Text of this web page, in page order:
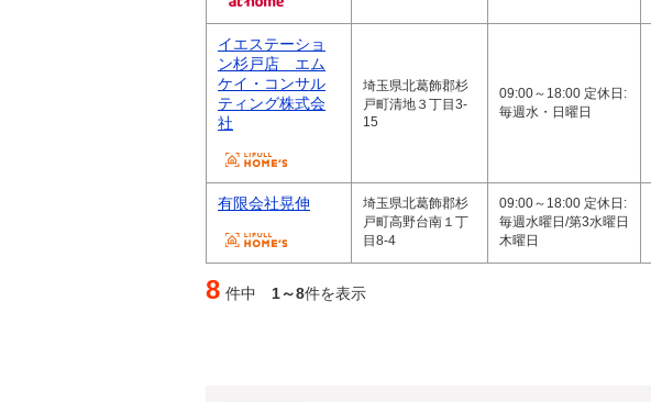
イエステーショ
ン杉戸店 エム
ケイ・コンサル
ティング株式会
社
埼玉県北葛飾郡杉
戸町清地３丁目3-
15
09:00～18:00 定休日:
毎週水・日曜日
有限会社晃伸
埼玉県北葛飾郡杉
戸町高野台南１丁
目8-4
09:00～18:00 定休日:
毎週水曜日/第3水曜日
木曜日
8 件中 1～8件を表示